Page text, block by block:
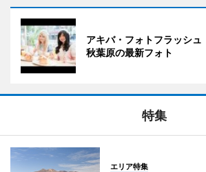
アキバ・フォトフラッシュ
秋葉原の最新フォト
特集
エリア特集